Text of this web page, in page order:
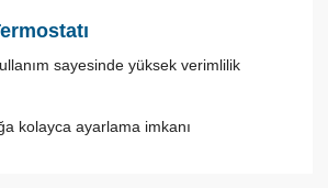
sayesinde yüksek verimlilik
kolayca ayarlama imkanı